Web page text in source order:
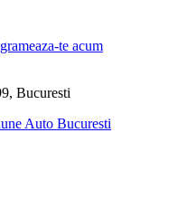
te acum
Bucuresti